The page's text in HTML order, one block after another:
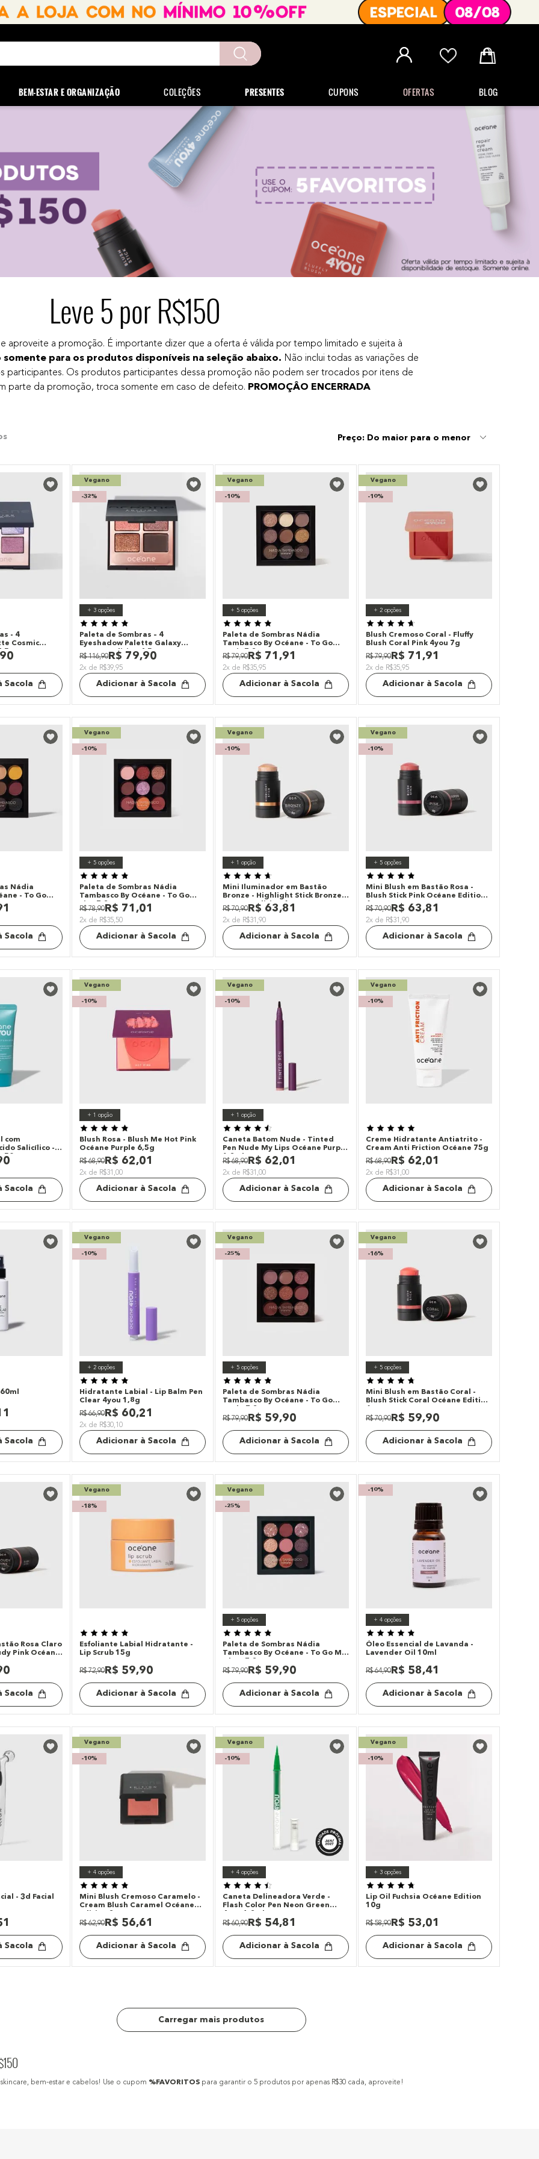
BEM-ESTAR E ORGANIZAÇÃO COLEÇÕES PRESENTES CUPONS OFERTAS BLOG
Leve 5 por R$150
e aproveite a promoção. É importante dizer que a oferta é válida por tempo limitado e sujeita à
somente para os produtos disponíveis na seleção abaixo. Não inclui todas as variações de
participantes. Os produtos participantes dessa promoção não podem ser trocados por itens de
parte da promoção, troca somente em caso de defeito. PROMOÇÂO ENCERRADA
Preço: Do maior para o menor
- 4
Cosmic
90
Sacola
Vegano
-32%
+ 3 opções
Paleta de Sombras – 4
Eyeshadow Palette Galaxy
Océane Edition 4,5g
R$ 116,90 R$ 79,90
2x de R$39,95
Adicionar à Sacola
Vegano
-10%
+ 5 opções
Paleta de Sombras Nádia
Tambasco By Océane - To Go
Basic 7,2g
R$ 79,90 R$ 71 ,91
2x de R$35,95
Adicionar à Sacola
Vegano
-10%
+ 2 opções
Blush Cremoso Coral - Fluffy
Blush Coral Pink 4you 7g
R$ 79,90 R$ 71 ,91
2x de R$35,95
Adicionar à Sacola
Nádia
- To Go
Sacola
Vegano
-10%
+ 5 opções
Paleta de Sombras Nádia
Tambasco By Océane - To Go
Fire 7,2g
R$ 78,90 R$ 71 ,01
2x de R$35,50
Adicionar à Sacola
Vegano
-10%
+ 1 opção
Mini Iluminador em Bastão
Bronze - Highlight Stick Bronze
Océane Edition 6g
R$ 70,90 R$ 63,81
2x de R$31,90
Adicionar à Sacola
Vegano
-10%
+ 5 opções
Mini Blush em Bastão Rosa -
Blush Stick Pink Océane Edition
6g
R$ 70,90 R$ 63,81
2x de R$31,90
Adicionar à Sacola
com
Salicílico -
50g
Sacola
Vegano
-10%
+ 1 opção
Blush Rosa - Blush Me Hot Pink
Océane Purple 6,5g
R$ 68,90 R$ 62,01
2x de R$31,00
Adicionar à Sacola
Vegano
-10%
+ 1 opção
Caneta Batom Nude - Tinted
Pen Nude My Lips Océane Purple
1,2ml
R$ 68,90 R$ 62,01
2x de R$31,00
Adicionar à Sacola
Vegano
-10%
Creme Hidratante Antiatrito -
Cream Anti Friction Océane 75g
R$ 68,90 R$ 62,01
2x de R$31,00
Adicionar à Sacola
Sacola
Vegano
-10%
+ 2 opções
Hidratante Labial - Lip Balm Pen
Clear 4you 1,8g
R$ 66,90 R$ 60,21
2x de R$30,10
Adicionar à Sacola
Vegano
-25%
+ 5 opções
Paleta de Sombras Nádia
Tambasco By Océane - To Go
R$ 79,90 R$ 59,90
Adicionar à Sacola
Vegano
-16%
+ 5 opções
Mini Blush em Bastão Coral -
Blush Stick Coral Océane Edition
R$ 70,90 R$ 59,90
Adicionar à Sacola
Rosa Claro
Pink Océane
Sacola
Vegano
-18%
Esfoliante Labial Hidratante -
Lip Scrub 15g
R$ 72,90 R$ 59,90
Adicionar à Sacola
Vegano
-25%
+ 5 opções
Paleta de Sombras Nádia
Tambasco By Océane - To Go My
R$ 79,90 R$ 59,90
Adicionar à Sacola
-10%
+ 4 opções
Óleo Essencial de Lavanda -
Lavender Oil 10ml
R$ 64,90 R$ 58,41
Adicionar à Sacola
- 3d Facial
Sacola
Vegano
-10%
+ 4 opções
Mini Blush Cremoso Caramelo -
Cream Blush Caramel Océane
R$ 62,90 R$ 56,61
Adicionar à Sacola
Vegano
-10%
+ 4 opções
Caneta Delineadora Verde -
Flash Color Pen Neon Green
R$ 60,90 R$ 54,81
Adicionar à Sacola
Vegano
-10%
+ 3 opções
Lip Oil Fuchsia Océane Edition
10g
R$ 58,90 R$ 53,01
Adicionar à Sacola
bem-estar e cabelos! Use o cupom %FAVORITOS para garantir o 5 produtos por apenas R$30 cada, aproveite!